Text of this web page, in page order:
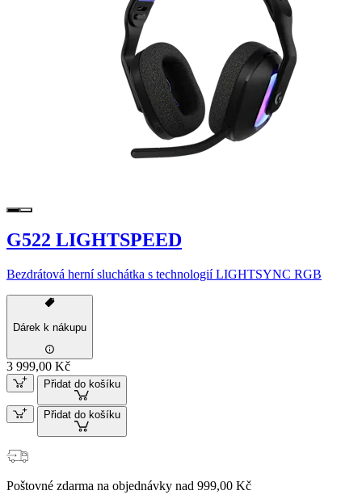
G522 LIGHTSPEED
Bezdrátová herní sluchátka s technologií LIGHTSYNC RGB
Dárek k nákupu
3 999,00 Kč
Přidat do košíku
Přidat do košíku
Poštovné zdarma na objednávky nad 999,00 Kč